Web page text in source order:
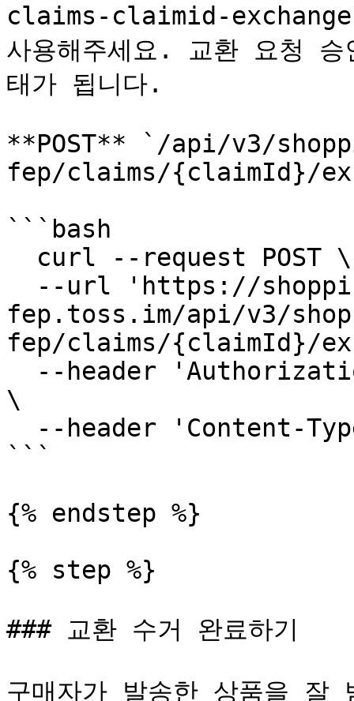
claims-claimid-
사용해주세요. 교환 요청
태가 됩니다.
**POST** `/api/v3/
fep/claims/{claimId}/
```bash
fep.toss.im/api/v3/
fep/claims/{claimId}/
\
```
{% endstep %}
{% step %}
### 교환 수거 완료하기
구매자가 발송한 상품을